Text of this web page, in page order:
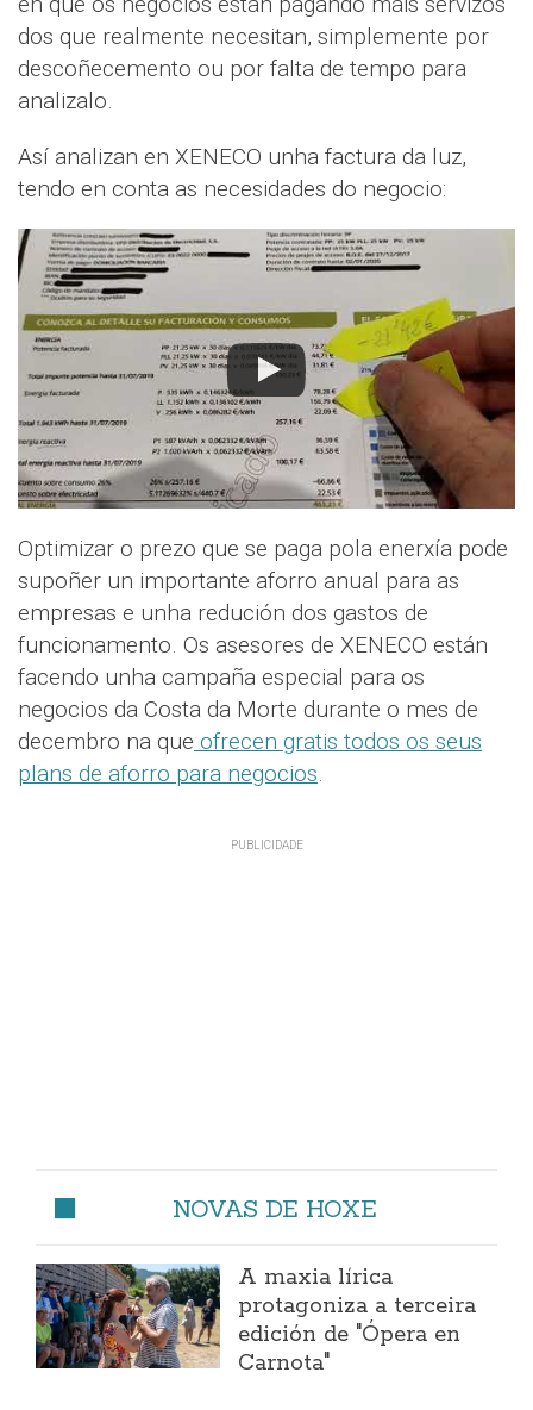
dos que realmente necesitan, simplemente por
descoñecemento ou por falta de tempo para
analizalo.
Así analizan en XENECO unha factura da luz,
tendo en conta as necesidades do negocio:
Optimizar o prezo que se paga pola enerxía pode
supoñer un importante aforro anual para as
empresas e unha redución dos gastos de
funcionamento. Os asesores de XENECO están
facendo unha campaña especial para os
negocios da Costa da Morte durante o mes de
decembro na que ofrecen gratis todos os seus
plans de aforro para negocios.
NOVAS DE HOXE
A maxia lírica
protagoniza a terceira
edición de "Ópera en
Carnota"